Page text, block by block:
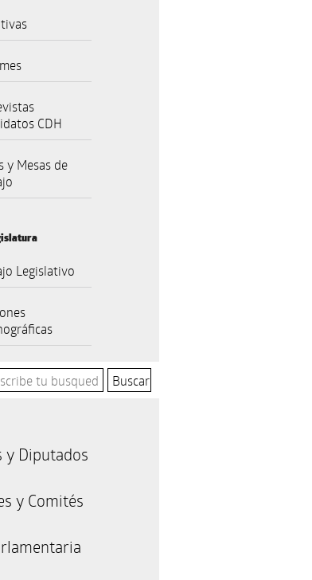
CDH
y Mesas de
Legislativo
y Diputados
y Comités